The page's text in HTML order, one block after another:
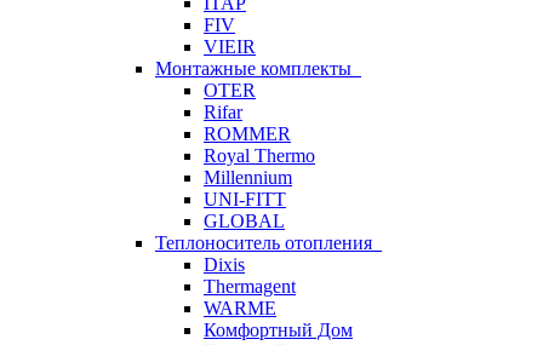
FIV
VIEIR
Монтажные комплекты
OTER
Rifar
ROMMER
Royal Thermo
Millennium
UNI-FITT
GLOBAL
Теплоноситель отопления
Dixis
Thermagent
WARME
Комфортный Дом